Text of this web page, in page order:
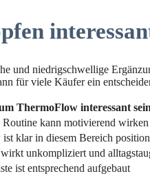
und niedrigschwellige
für viele Käufer ein
ThermoFlow interessant
Routine kann motivierend wirken
klar in diesem Bereich
unkompliziert und
ist entsprechend aufgebaut